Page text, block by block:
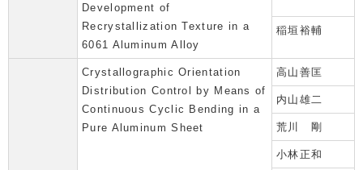
Development of
Recrystallization Texture in a
6061 Aluminum Alloy
稲垣裕輔
Crystallographic Orientation
Distribution Control by Means of
Continuous Cyclic Bending in a
Pure Aluminum Sheet
高山善匡
内山雄二
荒川 剛
小林正和